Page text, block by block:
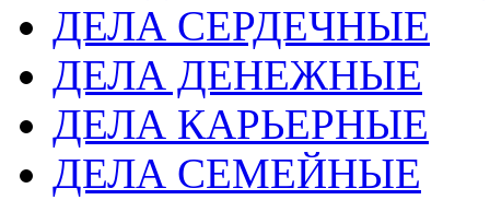
ДЕЛА СЕРДЕЧНЫЕ
ДЕЛА ДЕНЕЖНЫЕ
ДЕЛА КАРЬЕРНЫЕ
ДЕЛА СЕМЕЙНЫЕ